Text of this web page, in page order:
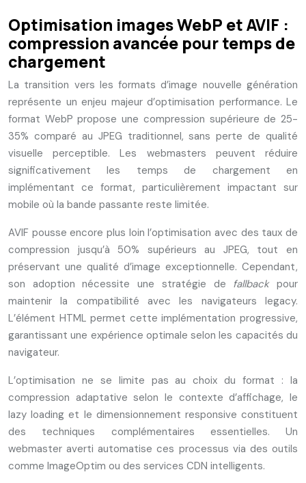
Optimisation images WebP et AVIF :
compression avancée pour temps de
chargement
La transition vers les formats d’image nouvelle génération
représente un enjeu majeur d’optimisation performance. Le
format WebP propose une compression supérieure de 25-
35% comparé au JPEG traditionnel, sans perte de qualité
visuelle perceptible. Les webmasters peuvent réduire
significativement les temps de chargement en
implémentant ce format, particulièrement impactant sur
mobile où la bande passante reste limitée.
AVIF pousse encore plus loin l’optimisation avec des taux de
compression jusqu’à 50% supérieurs au JPEG, tout en
préservant une qualité d’image exceptionnelle. Cependant,
son adoption nécessite une stratégie de fallbackpour
maintenir la compatibilité avec les navigateurs legacy.
L’élément HTMLpermet cette implémentation progressive,
garantissant une expérience optimale selon les capacités du
navigateur.
L’optimisation ne se limite pas au choix du format : la
compression adaptative selon le contexte d’affichage, le
lazy loading et le dimensionnement responsive constituent
des techniques complémentaires essentielles. Un
webmaster averti automatise ces processus via des outils
comme ImageOptim ou des services CDN intelligents.